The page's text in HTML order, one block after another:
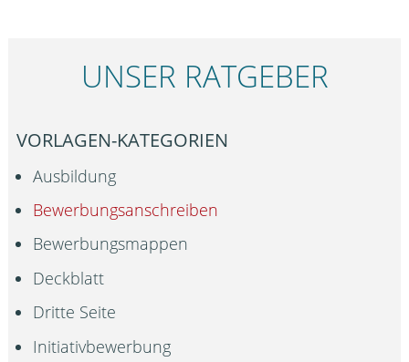
UNSER RATGEBER
VORLAGEN-KATEGORIEN
Ausbildung
Bewerbungsanschreiben
Bewerbungsmappen
Deckblatt
Dritte Seite
Initiativbewerbung